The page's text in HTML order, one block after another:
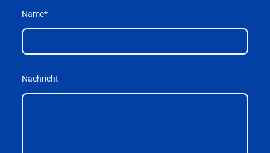
Name*
Nachricht